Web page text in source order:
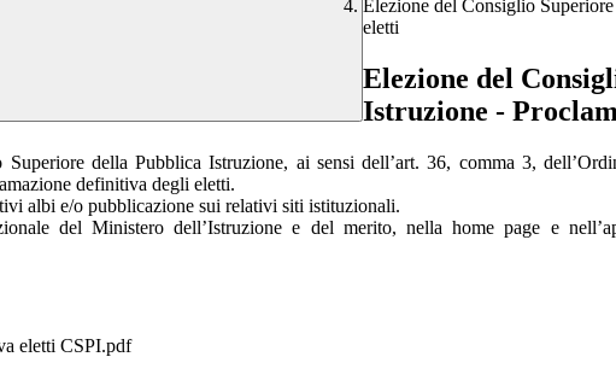
Elezione del Consiglio
eletti
Elezione del
Istruzione -
della Pubblica Istruzione, ai sensi dell’art. 36, comma 3,
definitiva degli eletti.
albi e/o pubblicazione sui relativi siti istituzionali.
del Ministero dell’Istruzione e del merito, nella home page e
eletti CSPI.pdf